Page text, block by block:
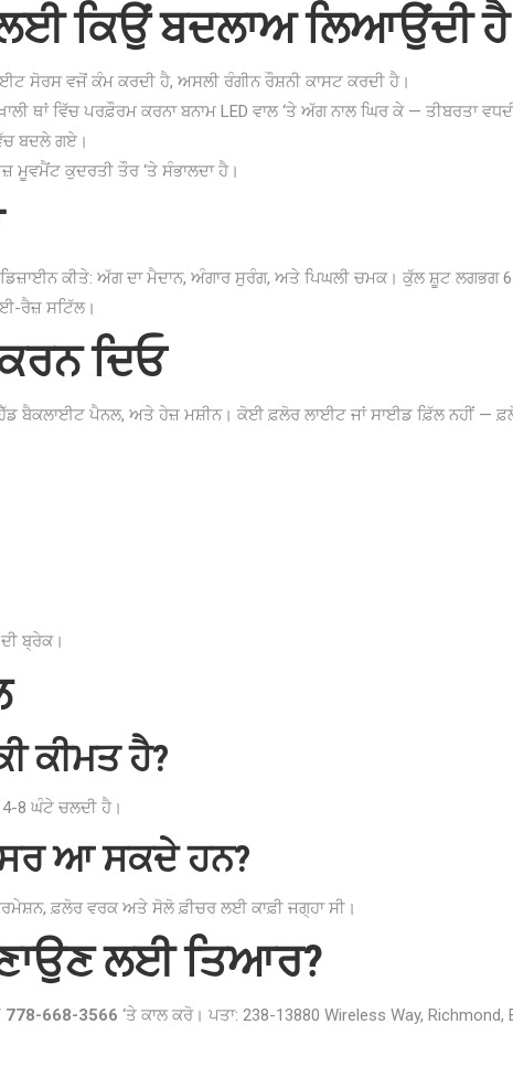
ਲਈ ਕਿਉਂ ਬਦਲਾਅ ਲਿਆਉਂਦੀ ਹੈ
ਸੋਰਸ ਵਜੋਂ ਕੰਮ ਕਰਦੀ ਹੈ, ਅਸਲੀ ਰੰਗੀਨ ਰੌਸ਼ਨੀ ਕਾਸਟ ਕਰਦੀ ਹੈ।
ਥਾਂ ਵਿੱਚ ਪਰਫ਼ੌਰਮ ਕਰਨਾ ਬਨਾਮ LED ਵਾਲ ‘ਤੇ ਅੱਗ ਨਾਲ ਘਿਰ ਕੇ — ਤੀਬਰਤਾ
ਬਦਲੇ ਗਏ।
ਮੂਵਮੈਂਟ ਕੁਦਰਤੀ ਤੌਰ ‘ਤੇ ਸੰਭਾਲਦਾ ਹੈ।
ਡਿਜ਼ਾਈਨ ਕੀਤੇ: ਅੱਗ ਦਾ ਮੈਦਾਨ, ਅੰਗਾਰ ਸੁਰੰਗ, ਅਤੇ ਪਿਘਲੀ ਚਮਕ। ਕੁੱਲ ਸ਼ੂਟ ਲਗਭਗ
ਰੈਜ਼ ਸਟਿੱਲ।
ਦਿਓ
ਪੈਨਲ, ਅਤੇ ਹੇਜ਼ ਮਸ਼ੀਨ। ਕੋਈ ਫ਼ਲੋਰ ਲਾਈਟ ਜਾਂ ਸਾਈਡ ਫ਼ਿੱਲ ਨਹੀਂ —
ਬ੍ਰੇਕ।
ਕੀਮਤ ਹੈ?
8 ਘੰਟੇ ਚਲਦੀ ਹੈ।
ਆ ਸਕਦੇ ਹਨ?
ਫ਼ਲੋਰ ਵਰਕ ਅਤੇ ਸੋਲੋ ਫ਼ੀਚਰ ਲਈ ਕਾਫ਼ੀ ਜਗ੍ਹਾ ਸੀ।
ਲਈ ਤਿਆਰ?
778-668-3566 ‘ਤੇ ਕਾਲ ਕਰੋ। ਪਤਾ: 238-13880 Wireless Way, Richmond,